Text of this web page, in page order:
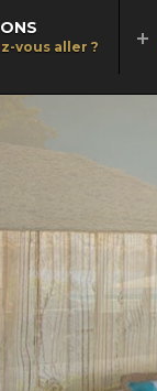
vous aller ?